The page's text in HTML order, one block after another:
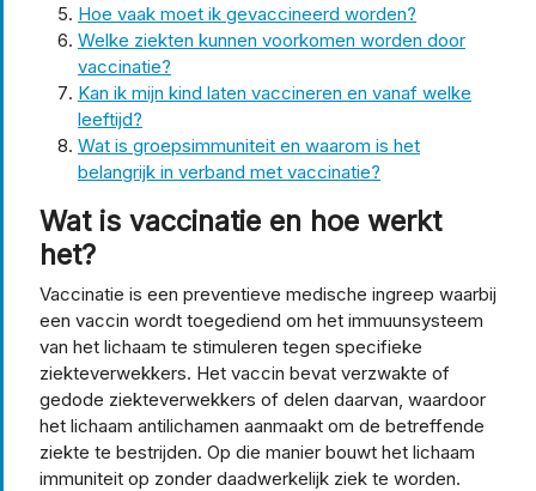
Hoe vaak moet ik gevaccineerd worden?
Welke ziekten kunnen voorkomen worden door
vaccinatie?
Kan ik mijn kind laten vaccineren en vanaf welke
leeftijd?
Wat is groepsimmuniteit en waarom is het
belangrijk in verband met vaccinatie?
Wat is vaccinatie en hoe werkt
het?
Vaccinatie is een preventieve medische ingreep waarbij
een vaccin wordt toegediend om het immuunsysteem
van het lichaam te stimuleren tegen specifieke
ziekteverwekkers. Het vaccin bevat verzwakte of
gedode ziekteverwekkers of delen daarvan, waardoor
het lichaam antilichamen aanmaakt om de betreffende
ziekte te bestrijden. Op die manier bouwt het lichaam
immuniteit op zonder daadwerkelijk ziek te worden.